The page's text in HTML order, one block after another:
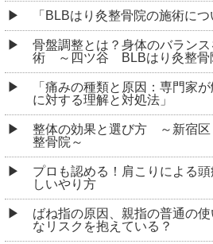
「BLBはり灸整骨院の施術につ
骨盤調整とは？身体のバラン
術 ～四ツ谷 BLBはり灸整骨
「痛みの種類と原因：専門家
に対する理解と対処法」
整体の効果と選び方 ～新宿
整骨院～
プロも認める！肩こりによる
しいやり方
ばね指の原因、親指の普通の
なリスクを抱えている？